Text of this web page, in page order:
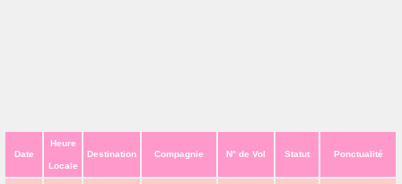
Date
Heure
Locale
Destination Compagnie N° de Vol Statut Ponctualité